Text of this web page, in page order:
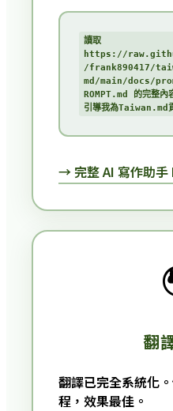
讀取
https://
/frank890417/
md/main/docs/
ROMPT.md 的完整內
引導我為Taiwan.md
→ 完整 AI 寫作助
翻
翻譯已完全系統化
程，效果最佳。